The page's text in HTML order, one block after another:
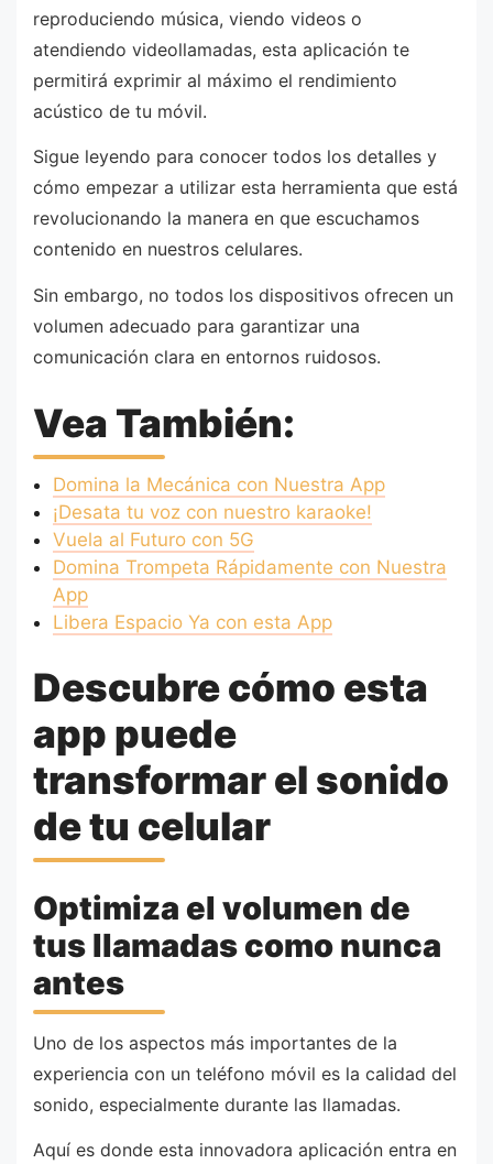
reproduciendo música, viendo videos o
atendiendo videollamadas, esta aplicación te
permitirá exprimir al máximo el rendimiento
acústico de tu móvil.
Sigue leyendo para conocer todos los detalles y
cómo empezar a utilizar esta herramienta que está
revolucionando la manera en que escuchamos
contenido en nuestros celulares.
Sin embargo, no todos los dispositivos ofrecen un
volumen adecuado para garantizar una
comunicación clara en entornos ruidosos.
Vea También:
Domina la Mecánica con Nuestra App
¡Desata tu voz con nuestro karaoke!
Vuela al Futuro con 5G
Domina Trompeta Rápidamente con Nuestra
App
Libera Espacio Ya con esta App
Descubre cómo esta
app puede
transformar el sonido
de tu celular
Optimiza el volumen de
tus llamadas como nunca
antes
Uno de los aspectos más importantes de la
experiencia con un teléfono móvil es la calidad del
sonido, especialmente durante las llamadas.
Aquí es donde esta innovadora aplicación entra en